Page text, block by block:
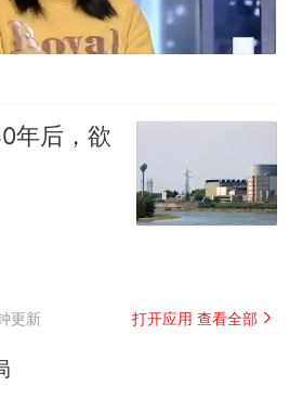
年后，欲
更新 打开应用 查看全部